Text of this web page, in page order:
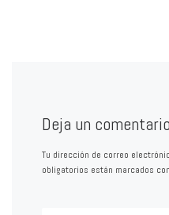
Deja un comentario
Tu dirección de correo
obligatorios están marcados con